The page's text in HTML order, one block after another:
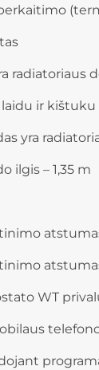
radiatoriaus
ir kištuku
yra
ilgis – 1,35 m
WT